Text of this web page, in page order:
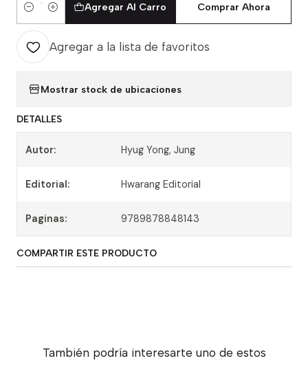
Cantidad
Agregar Al Carro Comprar Ahora
Agregar a la lista de favoritos
Mostrar stock de ubicaciones
DETALLES
Autor: Hyug Yong, Jung
Editorial: Hwarang Editorial
Paginas: 9789878848143
COMPARTIR ESTE PRODUCTO
También podría interesarte uno de estos